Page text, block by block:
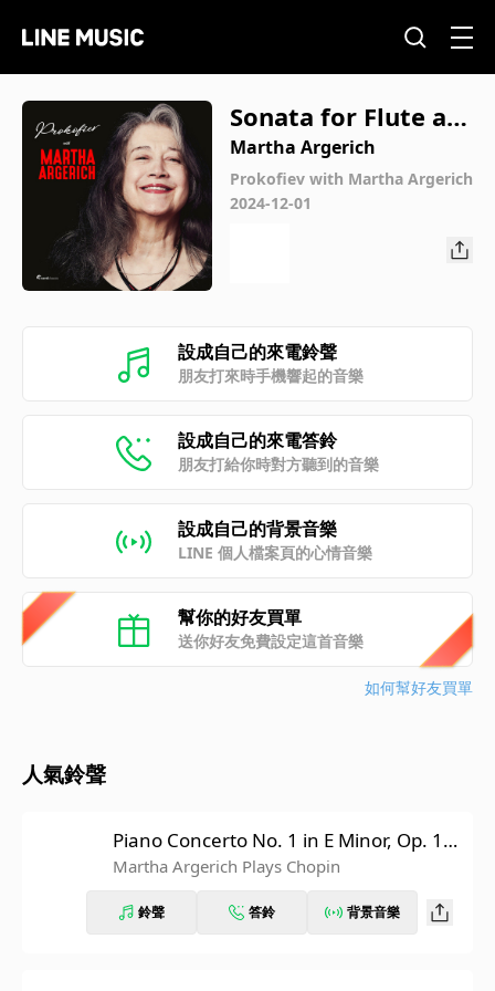
Sonata for Flute an
d Piano in D Major,
Op. 94: II. Presto –
poco meno mosso
Martha Argerich
Prokofiev with Martha Argerich
2024-12-01
設成自己的來電鈴聲
朋友打來時手機響起的音樂
設成自己的來電答鈴
朋友打給你時對方聽到的音樂
設成自己的背景音樂
LINE 個人檔案頁的心情音樂
幫你的好友買單
送你好友免費設定這首音樂
如何幫好友買單
人氣鈴聲
Piano Concerto No. 1 in E Minor, Op. 11:
III. Rondo. Vivace
Martha Argerich Plays Chopin
鈴聲 答鈴 背景音樂